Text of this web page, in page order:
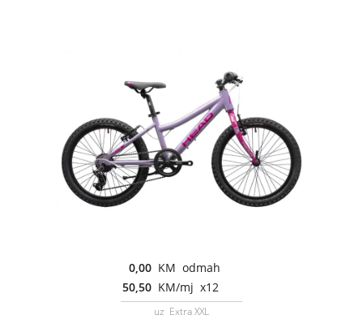
0,00 KM odmah
50,50 KM/mj x12
uz Extra XXL